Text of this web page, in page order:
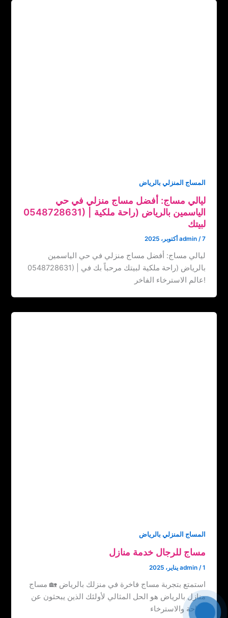
المساج المنزلي بالرياض
ليالي مساج: أفضل مساج منزلي في حي
الياسمين بالرياض (‏‪0548728631) | راحة ملكية
لبيتك
admin /7 أكتوبر، 2025
ليالي مساج: أفضل مساج منزلي في حي الياسمين
بالرياض (‏‪0548728631) | راحة ملكية لبيتك مرحباً بك في
عالم الاسترخاء الفاخر!
المساج المنزلي بالرياض
مساج للرجال خدمة منازل
admin /1 يناير، 2025
استمتع بتجربة مساج فاخرة في منزلك بالرياض 🏡 مساج
منازل بالرياض هو الحل المثالي لأولئك الذين يبحثون عن
الراحة والاسترخاء